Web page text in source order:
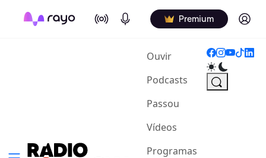
On Air Podcasts Premium Log in
Ouvir(current)
Podcasts
Passou
Vídeos
Programas